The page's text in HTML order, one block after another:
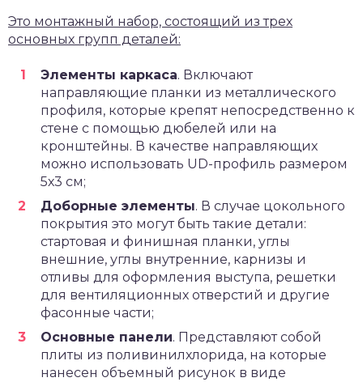
Это монтажный набор, состоящий из трех
основных групп деталей:
Элементы каркаса. Включают
направляющие планки из металлического
профиля, которые крепят непосредственно к
стене с помощью дюбелей или на
кронштейны. В качестве направляющих
можно использовать UD-профиль размером
5х3 см;
Доборные элементы. В случае цокольного
покрытия это могут быть такие детали:
стартовая и финишная планки, углы
внешние, углы внутренние, карнизы и
отливы для оформления выступа, решетки
для вентиляционных отверстий и другие
фасонные части;
Основные панели. Представляют собой
плиты из поливинилхлорида, на которые
нанесен объемный рисунок в виде